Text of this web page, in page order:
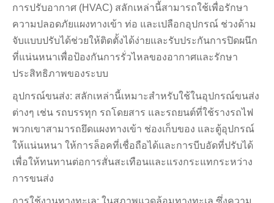
การปรับอากาศ (HVAC) สลักเหล่านี้สามารถใช้เพื่อรักษา
ความปลอดภัยแผงทางเข้า ท่อ และเปลือกอุปกรณ์ ช่วงด้าม
จับแบบปรับได้ช่วยให้ติดตั้งได้ง่ายและรับประกันการปิดผนึก
ที่แน่นหนาเพื่อป้องกันการรั่วไหลของอากาศและรักษา
ประสิทธิภาพของระบบ
อุปกรณ์ขนส่ง: สลักเหล่านี้เหมาะสำหรับใช้ในอุปกรณ์ขนส่ง
ต่างๆ เช่น รถบรรทุก รถโดยสาร และรถยนต์ที่ใช้รางรถไฟ
พวกเขาสามารถยึดแผงทางเข้า ช่องเก็บของ และตู้อุปกรณ์
ให้แน่นหนา ให้การล็อคที่เชื่อถือได้และการบีบอัดที่ปรับได้
เพื่อให้ทนทานต่อการสั่นสะเทือนและแรงกระแทกระหว่าง
การขนส่ง
การใช้งานทางทะเล: ในสภาพแวดล้อมทางทะเล ซึ่งความ